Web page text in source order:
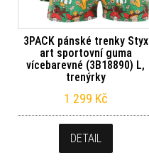
3PACK pánské trenky Styx
art sportovní guma
vícebarevné (3B18890) L,
trenýrky
1 299 Kč
DETAIL